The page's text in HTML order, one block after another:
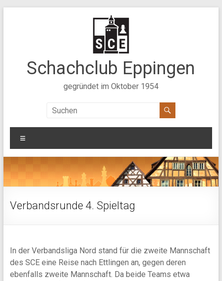
Schachclub Eppingen
gegründet im Oktober 1954
Verbandsrunde 4. Spieltag
In der Verbandsliga Nord stand für die zweite Mannschaft
des SCE eine Reise nach Ettlingen an, gegen deren
ebenfalls zweite Mannschaft. Da beide Teams etwa